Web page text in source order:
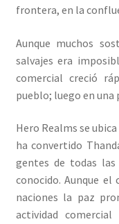
frontera, en la
Aunque muchos
salvajes era
comercial creció
pueblo; luego en una
Hero Realms se
ha convertido
gentes de todas las
conocido. Aunque
naciones la paz
actividad